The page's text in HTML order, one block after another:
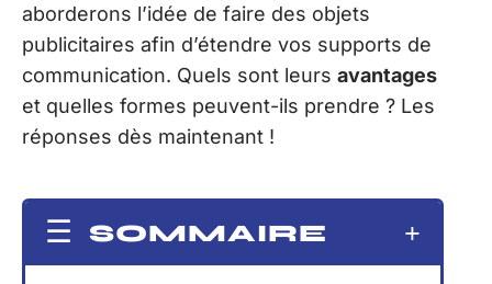
aborderons l’idée de faire des objets
publicitaires afin d’étendre vos supports de
communication. Quels sont leurs avantages
et quelles formes peuvent-ils prendre ? Les
réponses dès maintenant !
SOMMAIRE